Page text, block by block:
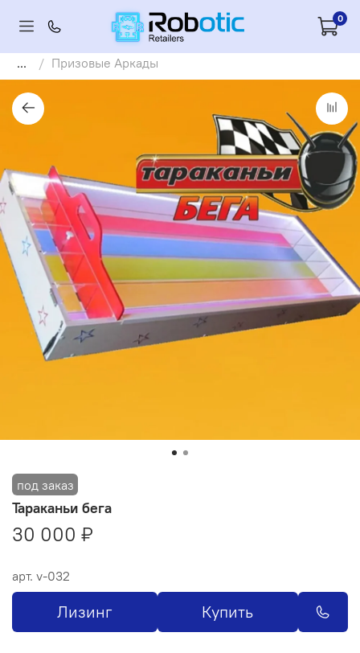
0
... Призовые Аркады
арт. v-032
Тараканьи бега
30 000 ₽
Лизинг Купить